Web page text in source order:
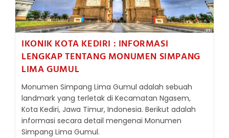
IKONIK KOTA KEDIRI : INFORMASI
LENGKAP TENTANG MONUMEN SIMPANG
LIMA GUMUL
Monumen Simpang Lima Gumul adalah sebuah
landmark yang terletak di Kecamatan Ngasem,
Kota Kediri, Jawa Timur, Indonesia. Berikut adalah
informasi secara detail mengenai Monumen
Simpang Lima Gumul.